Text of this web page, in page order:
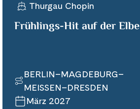
Thurgau Chopin
Frühlings-Hit auf der Elbe
BERLIN–MAGDEBURG–
MEISSEN–DRESDEN
März 2027